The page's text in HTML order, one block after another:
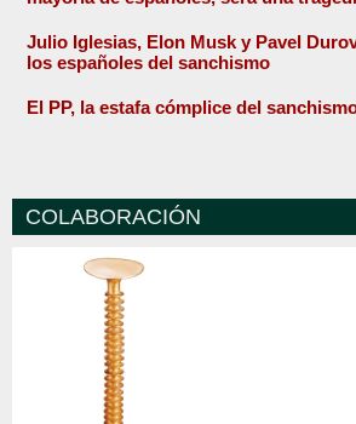
Julio Iglesias, Elon Musk y Pavel
los españoles del sanchismo
El PP, la estafa cómplice del
COLABORACIÓN